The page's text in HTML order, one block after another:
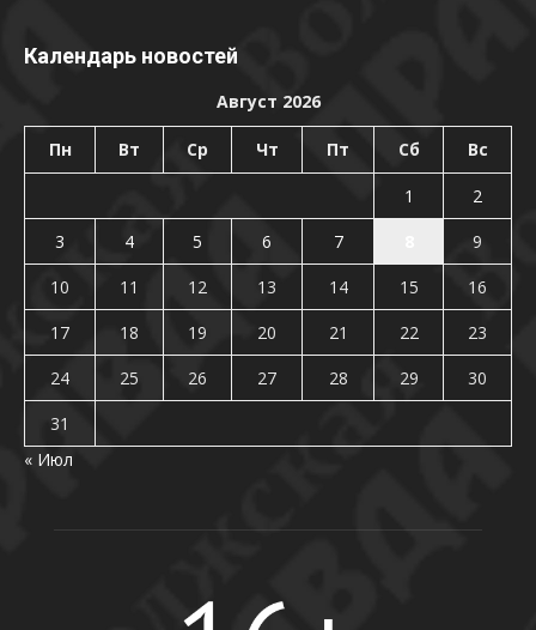
Календарь новостей
Август 2026
Пн Вт Ср Чт Пт Сб Вс
1
2
3
4 5 6 7
9
10
11 12 13 14 15
16
17
18 19 20 21 22
23
24
25 26 27 28 29
30
31
« Июл